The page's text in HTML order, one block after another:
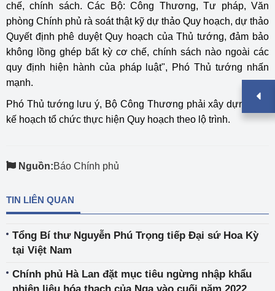
chế, chính sách. Các Bộ: Công Thương, Tư pháp, Văn
phòng Chính phủ rà soát thật kỹ dự thảo Quy hoạch, dự thảo
Quyết định phê duyệt Quy hoạch của Thủ tướng, đảm bảo
không lồng ghép bất kỳ cơ chế, chính sách nào ngoài các
quy định hiện hành của pháp luật", Phó Thủ tướng nhấn
mạnh.
Phó Thủ tướng lưu ý, Bộ Công Thương phải xây dựng một
kế hoạch tổ chức thực hiện Quy hoạch theo lộ trình.
Nguồn:Báo Chính phủ
TIN LIÊN QUAN
Tổng Bí thư Nguyễn Phú Trọng tiếp Đại sứ Hoa Kỳ
tại Việt Nam
Chính phủ Hà Lan đặt mục tiêu ngừng nhập khẩu